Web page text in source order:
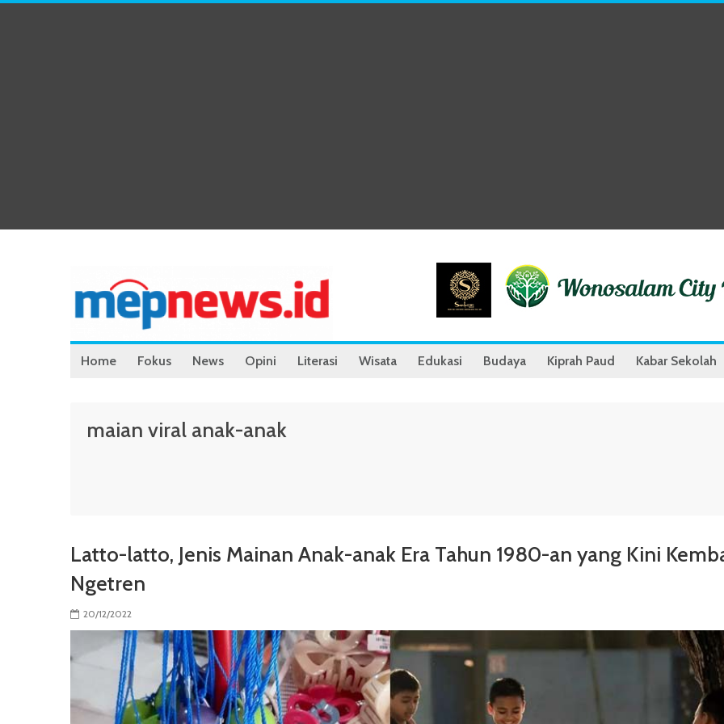
Home Fokus News Opini Literasi Wisata Edukasi Budaya Kiprah Paud Kabar Sekolah
maian viral anak-anak
Latto-latto, Jenis Mainan Anak-anak Era Tahun 1980-an yang Kini
Ngetren
20/12/2022